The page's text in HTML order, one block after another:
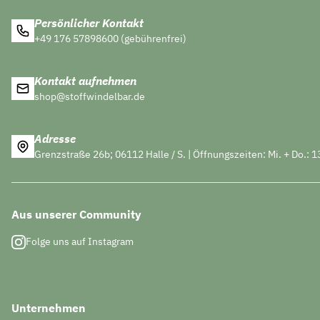
Persönlicher Kontakt
+49 176 57898600 (gebührenfrei)
Kontakt aufnehmen
shop@stoffwindelbar.de
Adresse
Grenzstraße 26b; 06112 Halle / S. | Öffnungszeiten: Mi. + Do.:
Aus unserer Community
Folge uns auf Instagram
Unternehmen